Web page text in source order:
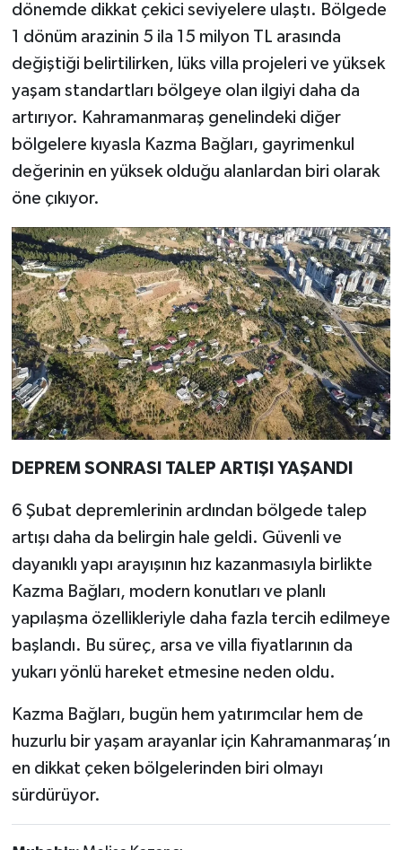
dönemde dikkat çekici seviyelere ulaştı. Bölgede
1 dönüm arazinin 5 ila 15 milyon TL arasında
değiştiği belirtilirken, lüks villa projeleri ve yüksek
yaşam standartları bölgeye olan ilgiyi daha da
artırıyor. Kahramanmaraş genelindeki diğer
bölgelere kıyasla Kazma Bağları, gayrimenkul
değerinin en yüksek olduğu alanlardan biri olarak
öne çıkıyor.
DEPREM SONRASI TALEP ARTIŞI YAŞANDI
6 Şubat depremlerinin ardından bölgede talep
artışı daha da belirgin hale geldi. Güvenli ve
dayanıklı yapı arayışının hız kazanmasıyla birlikte
Kazma Bağları, modern konutları ve planlı
yapılaşma özellikleriyle daha fazla tercih edilmeye
başlandı. Bu süreç, arsa ve villa fiyatlarının da
yukarı yönlü hareket etmesine neden oldu.
Kazma Bağları, bugün hem yatırımcılar hem de
huzurlu bir yaşam arayanlar için Kahramanmaraş’ın
en dikkat çeken bölgelerinden biri olmayı
sürdürüyor.